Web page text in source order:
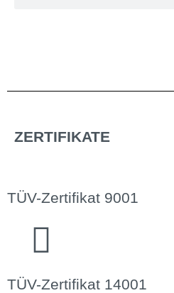
ZERTIFIKATE
TÜV-Zertifikat 9001
TÜV-Zertifikat 14001